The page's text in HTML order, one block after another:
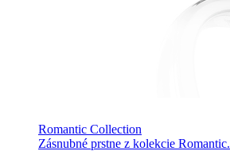
Romantic Collection
Zásnubné prstne z kolekcie Romantic.